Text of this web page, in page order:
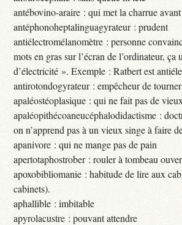
antébovino-araire : qui met la charrue
antéphonoheptalinguagyrateur : prudent
antiélectromélanomètre : personne
mots en gras sur l’écran de l’ordinateur, ça
d’électricité ». Exemple : Ratbert est
antirotondogyrateur : empêcheur de
apaléostéoplasique : qui ne fait pas de
apaléopithécoaneucéphalodidactisme :
on n’apprend pas à un vieux singe à faire
apanivore : qui ne mange pas de pain
apertotaphostrober : rouler à tombeau
apoxobibliomanie : habitude de lire aux
cabinets).
aphallible : imbitable
apyrolacustre : pouvant attendre